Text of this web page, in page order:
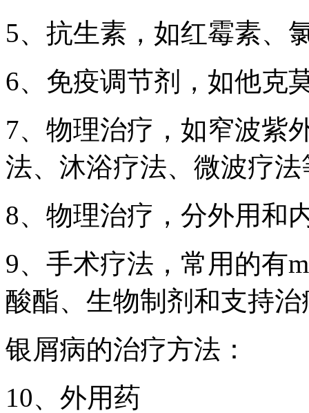
5、抗生素，如红霉素、
6、免疫调节剂，如他克
7、物理治疗，如窄波紫
法、沐浴疗法、微波疗法
8、物理治疗，分外用和
9、手术疗法，常用的有
酸酯、生物制剂和支持治
银屑病的治疗方法：
10、外用药